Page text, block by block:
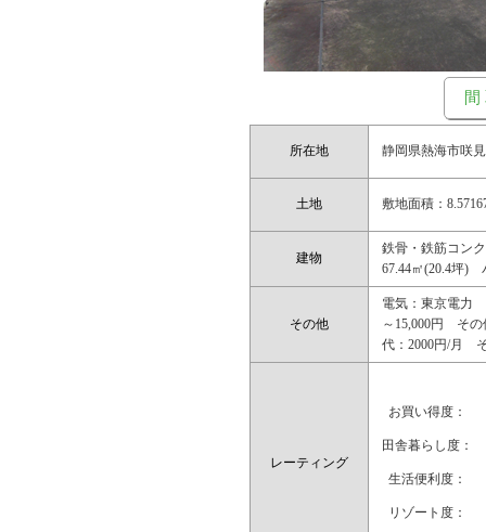
間
所在地 静岡県熱海市咲
土地 敷地面積：
建物
鉄骨・鉄筋コン
67.44㎡(20.4坪)
その他
電気：東京電力
～15,000円 そ
代：2000円/月
レーティング
お買い得度：
田舎暮らし度：
生活便利度：
リゾート度：